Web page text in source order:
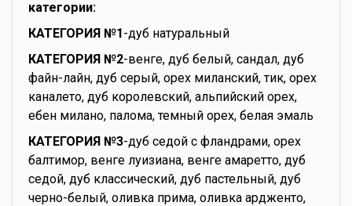
категории:
КАТЕГОРИЯ №1-дуб натуральный
КАТЕГОРИЯ №2-венге, дуб белый, сандал, дуб
файн-лайн, дуб серый, орех миланский, тик, орех
каналето, дуб королевский, альпийский орех,
ебен милано, палома, темный орех, белая эмаль
КАТЕГОРИЯ №3-дуб седой с фландрами, орех
балтимор, венге луизиана, венге амаретто, дуб
седой, дуб классический, дуб пастельный, дуб
черно-белый, оливка прима, оливка ардженто,